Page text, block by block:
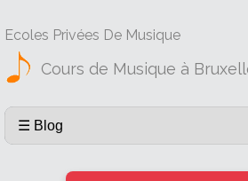
Ecoles Privées De Musique
Cours de Musique à